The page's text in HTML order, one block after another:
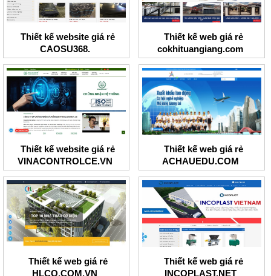
Thiết kế website giá rẻ
CAOSU368.
Thiết kế web giá rẻ
cokhituangiang.com
Thiết kế website giá rẻ
VINACONTROLCE.VN
Thiết kế web giá rẻ
ACHAUEDU.COM
Thiết kế web giá rẻ
HLCO.COM.VN
Thiết kế web giá rẻ
INCOPLAST.NET